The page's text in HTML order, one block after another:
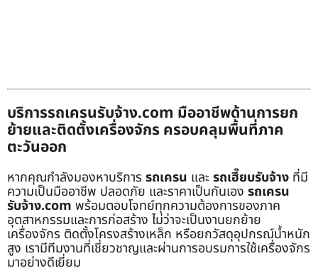
บริการรถเครนรับจ้าง.com มืออาชีพด้านการยก
ย้ายและติดตั้งเครื่องจักร ครอบคลุมพื้นที่ภาค
ตะวันออก
หากคุณกำลังมองหาบริการ รถเครน และรถเฮี๊ยบรับจ้าง ที่มี
ความเป็นมืออาชีพ ปลอดภัย และราคาเป็นกันเอง รถเครน
รับจ้าง.com พร้อมตอบโจทย์ทุกความต้องการของภาค
อุตสาหกรรมและการก่อสร้าง ไม่ว่าจะเป็นงานยกย้าย
เครื่องจักร ติดตั้งโครงสร้างเหล็ก หรือยกวัสดุอุปกรณ์น้ำหนัก
สูง เรามีทีมงานที่เชี่ยวชาญและผ่านการอบรมการใช้เครื่องจักร
มาอย่างดีเยี่ยม